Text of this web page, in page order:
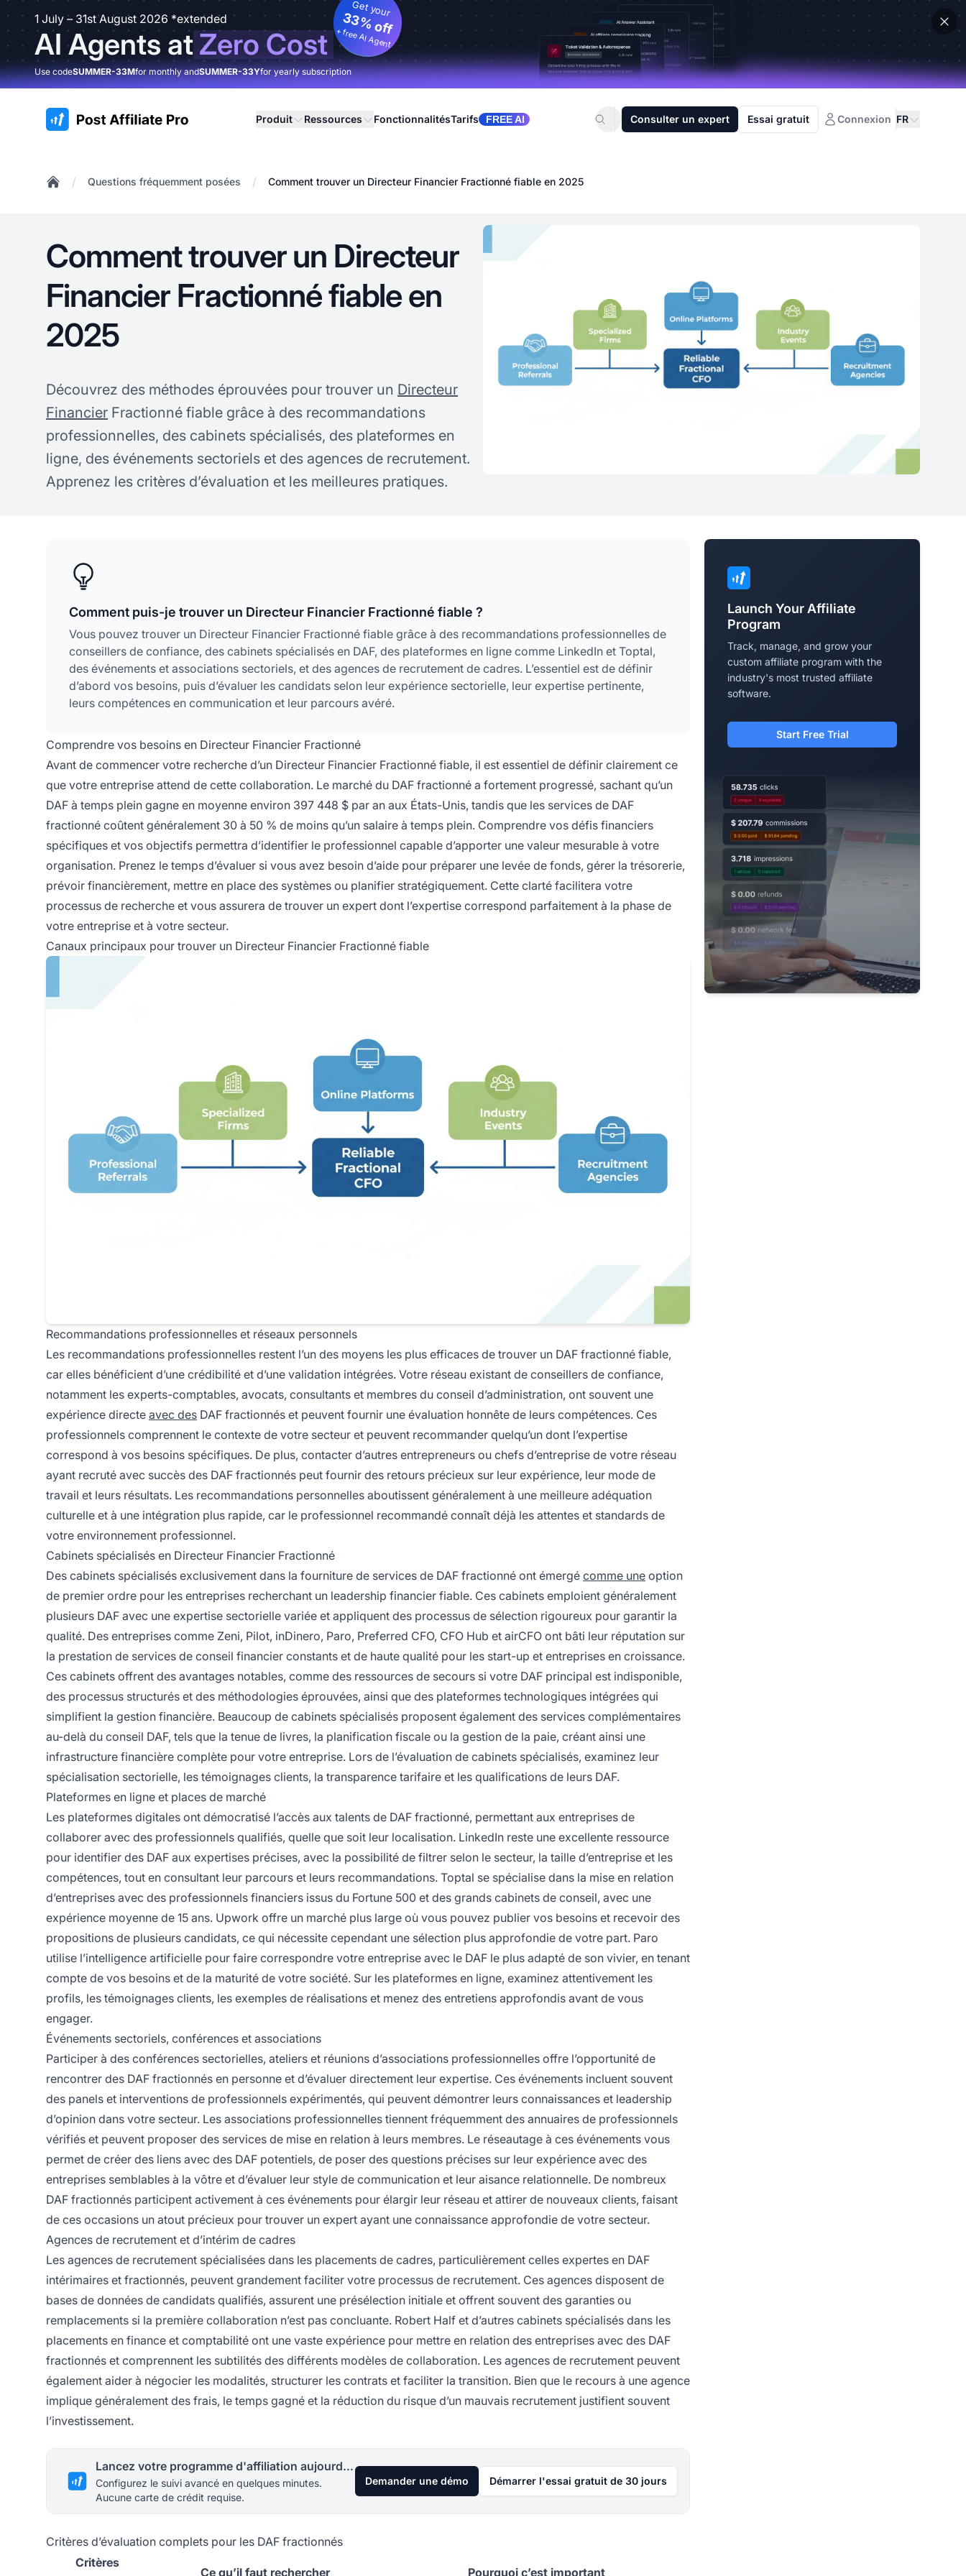
1 July – 31st August 2026 *extended
AI Agents atZero Cost
Get your
33% off
+ free AI Agent
Use codeSUMMER-33Mfor monthly andSUMMER-33Yfor yearly subscription
:site.title Produit Ressources FonctionnalitésTarifs FREE AI Consulter un expert Essai gratuit Connexion FR
/ Questions fréquemment posées / Comment trouver un Directeur Financier Fractionné fiable en 2025
Comment trouver un Directeur
Financier Fractionné fiable en
2025
Découvrez des méthodes éprouvées pour trouver un Directeur
Financier Fractionné fiable grâce à des recommandations
professionnelles, des cabinets spécialisés, des plateformes en
ligne, des événements sectoriels et des agences de recrutement.
Apprenez les critères d’évaluation et les meilleures pratiques.
Comment puis-je trouver un Directeur Financier Fractionné fiable ?
Vous pouvez trouver un Directeur Financier Fractionné fiable grâce à des recommandations professionnelles de
conseillers de confiance, des cabinets spécialisés en DAF, des plateformes en ligne comme LinkedIn et Toptal,
des événements et associations sectoriels, et des agences de recrutement de cadres. L’essentiel est de définir
d’abord vos besoins, puis d’évaluer les candidats selon leur expérience sectorielle, leur expertise pertinente,
leurs compétences en communication et leur parcours avéré.
Comprendre vos besoins en Directeur Financier Fractionné
Avant de commencer votre recherche d’un Directeur Financier Fractionné fiable, il est essentiel de définir clairement ce
que votre entreprise attend de cette collaboration. Le marché du DAF fractionné a fortement progressé, sachant qu’un
DAF à temps plein gagne en moyenne environ 397 448 $ par an aux États-Unis, tandis que les services de DAF
fractionné coûtent généralement 30 à 50 % de moins qu’un salaire à temps plein. Comprendre vos défis financiers
spécifiques et vos objectifs permettra d’identifier le professionnel capable d’apporter une valeur mesurable à votre
organisation. Prenez le temps d’évaluer si vous avez besoin d’aide pour préparer une levée de fonds, gérer la trésorerie,
prévoir financièrement, mettre en place des systèmes ou planifier stratégiquement. Cette clarté facilitera votre
processus de recherche et vous assurera de trouver un expert dont l’expertise correspond parfaitement à la phase de
votre entreprise et à votre secteur.
Canaux principaux pour trouver un Directeur Financier Fractionné fiable
Recommandations professionnelles et réseaux personnels
Les recommandations professionnelles restent l’un des moyens les plus efficaces de trouver un DAF fractionné fiable,
car elles bénéficient d’une crédibilité et d’une validation intégrées. Votre réseau existant de conseillers de confiance,
notamment les experts-comptables, avocats, consultants et membres du conseil d’administration, ont souvent une
expérience directe avec des DAF fractionnés et peuvent fournir une évaluation honnête de leurs compétences. Ces
professionnels comprennent le contexte de votre secteur et peuvent recommander quelqu’un dont l’expertise
correspond à vos besoins spécifiques. De plus, contacter d’autres entrepreneurs ou chefs d’entreprise de votre réseau
ayant recruté avec succès des DAF fractionnés peut fournir des retours précieux sur leur expérience, leur mode de
travail et leurs résultats. Les recommandations personnelles aboutissent généralement à une meilleure adéquation
culturelle et à une intégration plus rapide, car le professionnel recommandé connaît déjà les attentes et standards de
votre environnement professionnel.
Cabinets spécialisés en Directeur Financier Fractionné
Des cabinets spécialisés exclusivement dans la fourniture de services de DAF fractionné ont émergé comme une option
de premier ordre pour les entreprises recherchant un leadership financier fiable. Ces cabinets emploient généralement
plusieurs DAF avec une expertise sectorielle variée et appliquent des processus de sélection rigoureux pour garantir la
qualité. Des entreprises comme Zeni, Pilot, inDinero, Paro, Preferred CFO, CFO Hub et airCFO ont bâti leur réputation sur
la prestation de services de conseil financier constants et de haute qualité pour les start-up et entreprises en croissance.
Ces cabinets offrent des avantages notables, comme des ressources de secours si votre DAF principal est indisponible,
des processus structurés et des méthodologies éprouvées, ainsi que des plateformes technologiques intégrées qui
simplifient la gestion financière. Beaucoup de cabinets spécialisés proposent également des services complémentaires
au-delà du conseil DAF, tels que la tenue de livres, la planification fiscale ou la gestion de la paie, créant ainsi une
infrastructure financière complète pour votre entreprise. Lors de l’évaluation de cabinets spécialisés, examinez leur
spécialisation sectorielle, les témoignages clients, la transparence tarifaire et les qualifications de leurs DAF.
Plateformes en ligne et places de marché
Les plateformes digitales ont démocratisé l’accès aux talents de DAF fractionné, permettant aux entreprises de
collaborer avec des professionnels qualifiés, quelle que soit leur localisation. LinkedIn reste une excellente ressource
pour identifier des DAF aux expertises précises, avec la possibilité de filtrer selon le secteur, la taille d’entreprise et les
compétences, tout en consultant leur parcours et leurs recommandations. Toptal se spécialise dans la mise en relation
d’entreprises avec des professionnels financiers issus du Fortune 500 et des grands cabinets de conseil, avec une
expérience moyenne de 15 ans. Upwork offre un marché plus large où vous pouvez publier vos besoins et recevoir des
propositions de plusieurs candidats, ce qui nécessite cependant une sélection plus approfondie de votre part. Paro
utilise l’intelligence artificielle pour faire correspondre votre entreprise avec le DAF le plus adapté de son vivier, en tenant
compte de vos besoins et de la maturité de votre société. Sur les plateformes en ligne, examinez attentivement les
profils, les témoignages clients, les exemples de réalisations et menez des entretiens approfondis avant de vous
engager.
Événements sectoriels, conférences et associations
Participer à des conférences sectorielles, ateliers et réunions d’associations professionnelles offre l’opportunité de
rencontrer des DAF fractionnés en personne et d’évaluer directement leur expertise. Ces événements incluent souvent
des panels et interventions de professionnels expérimentés, qui peuvent démontrer leurs connaissances et leadership
d’opinion dans votre secteur. Les associations professionnelles tiennent fréquemment des annuaires de professionnels
vérifiés et peuvent proposer des services de mise en relation à leurs membres. Le réseautage à ces événements vous
permet de créer des liens avec des DAF potentiels, de poser des questions précises sur leur expérience avec des
entreprises semblables à la vôtre et d’évaluer leur style de communication et leur aisance relationnelle. De nombreux
DAF fractionnés participent activement à ces événements pour élargir leur réseau et attirer de nouveaux clients, faisant
de ces occasions un atout précieux pour trouver un expert ayant une connaissance approfondie de votre secteur.
Agences de recrutement et d’intérim de cadres
Les agences de recrutement spécialisées dans les placements de cadres, particulièrement celles expertes en DAF
intérimaires et fractionnés, peuvent grandement faciliter votre processus de recrutement. Ces agences disposent de
bases de données de candidats qualifiés, assurent une présélection initiale et offrent souvent des garanties ou
remplacements si la première collaboration n’est pas concluante. Robert Half et d’autres cabinets spécialisés dans les
placements en finance et comptabilité ont une vaste expérience pour mettre en relation des entreprises avec des DAF
fractionnés et comprennent les subtilités des différents modèles de collaboration. Les agences de recrutement peuvent
également aider à négocier les modalités, structurer les contrats et faciliter la transition. Bien que le recours à une agence
implique généralement des frais, le temps gagné et la réduction du risque d’un mauvais recrutement justifient souvent
l’investissement.
Lancez votre programme d'affiliation aujourd'hui
Configurez le suivi avancé en quelques minutes.
Aucune carte de crédit requise.
Demander une démo Démarrer l'essai gratuit de 30 jours
Critères d’évaluation complets pour les DAF fractionnés
Critères
Ce qu’il faut rechercher Pourquoi c’est important
Launch Your Affiliate
Program
Track, manage, and grow your
custom affiliate program with the
industry's most trusted affiliate
software.
Start Free Trial